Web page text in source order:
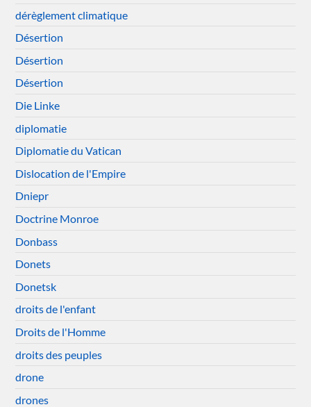
dérèglement climatique
Désertion
Désertion
Désertion
Die Linke
diplomatie
Diplomatie du Vatican
Dislocation de l'Empire
Dniepr
Doctrine Monroe
Donbass
Donets
Donetsk
droits de l'enfant
Droits de l'Homme
droits des peuples
drone
drones